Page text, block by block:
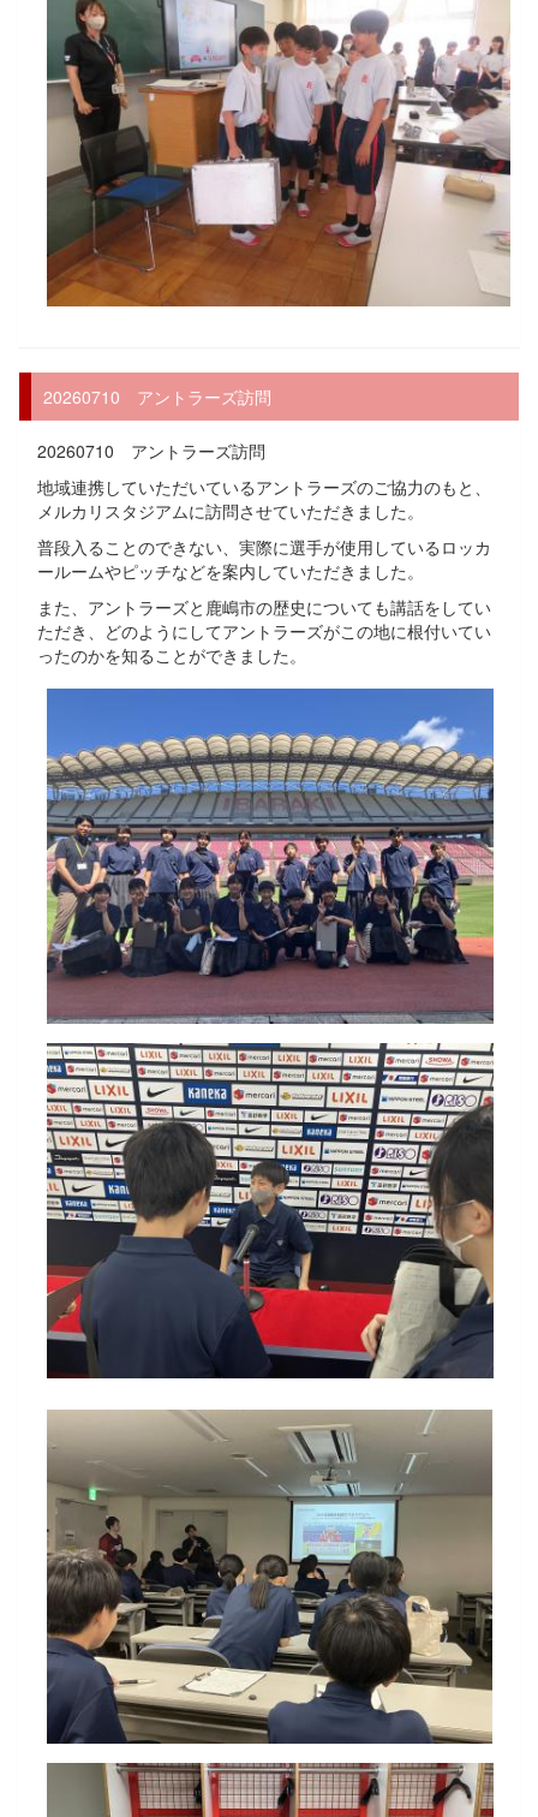
20260710 アントラーズ訪問
20260710 アントラーズ訪問
地域連携していただいているアントラーズのご協力のもと、
メルカリスタジアムに訪問させていただきました。
普段入ることのできない、実際に選手が使用しているロッカ
ールームやピッチなどを案内していただきました。
また、アントラーズと鹿嶋市の歴史についても講話をしてい
ただき、どのようにしてアントラーズがこの地に根付いてい
ったのかを知ることができました。